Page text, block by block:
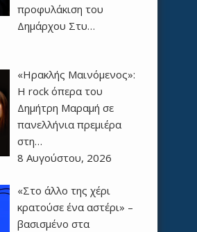
προφυλάκιση του
Δημάρχου Στυ…
«Ηρακλής Μαινόμενος»:
H rock όπερα του
Δημήτρη Μαραμή σε
πανελλήνια πρεμιέρα
στη…
8 Αυγούστου, 2026
«Στο άλλο της χέρι
κρατούσε ένα αστέρι» –
βασισμένο στα